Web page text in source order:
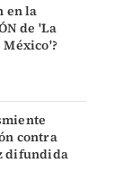
en la
de 'La
México'?
contra
difundida